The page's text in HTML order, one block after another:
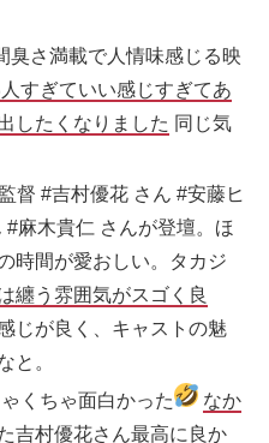
さ満載で人情味感じる映
すぎていい感じすぎてあ
したくなりました 同じ気
督 #吉村優花 さん #安藤ヒ
#麻木貴仁 さんが登壇。ほ
時間が愛おしい。タカジ
纏う雰囲気がスゴく良
じが良く、キャストの魅
と。
くちゃ面白かった
なか
吉村優花さん最高に良か